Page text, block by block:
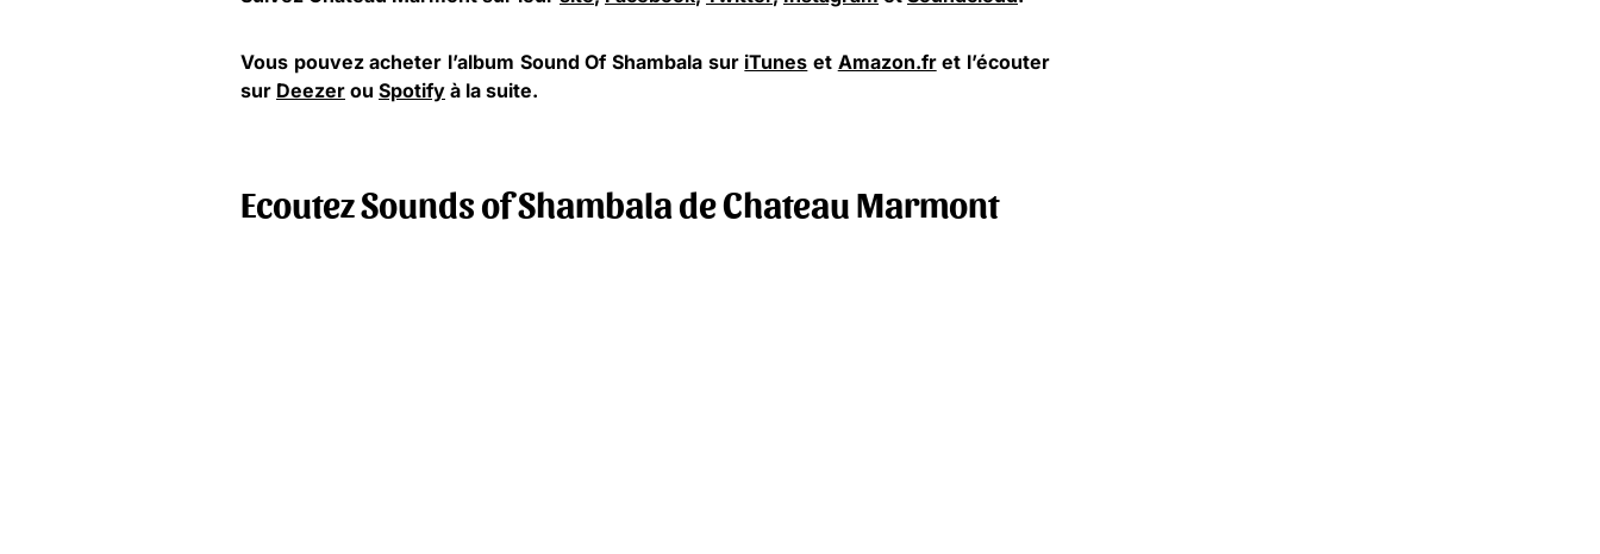
Vous pouvez acheter l’album Sound Of Shambala sur iTunes et Amazon.fret l’écouter
sur Deezer ou Spotify à la suite.
Ecoutez Sounds of Shambala de Chateau Marmont